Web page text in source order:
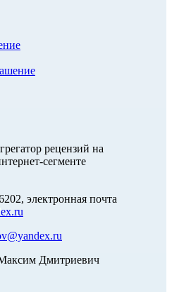
рецензий на
сегменте
электронная почта
Дмитриевич